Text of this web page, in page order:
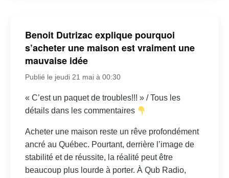
Benoit Dutrizac explique pourquoi
s’acheter une maison est vraiment une
mauvaise idée
Publié le jeudi 21 mai à 00:30
« C’est un paquet de troubles!!! » / Tous les
détails dans les commentaires
Acheter une maison reste un rêve profondément
ancré au Québec. Pourtant, derrière l’image de
stabilité et de réussite, la réalité peut être
beaucoup plus lourde à porter. À Qub Radio,